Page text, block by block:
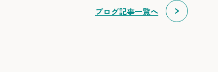
ブログ記事一覧へ